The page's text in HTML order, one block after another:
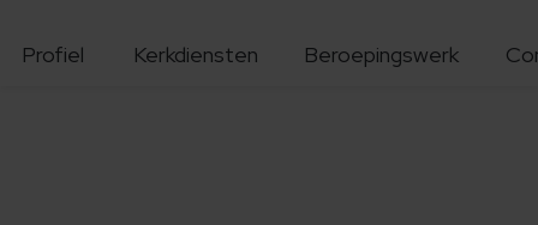
Profiel Kerkdiensten Beroepingswerk